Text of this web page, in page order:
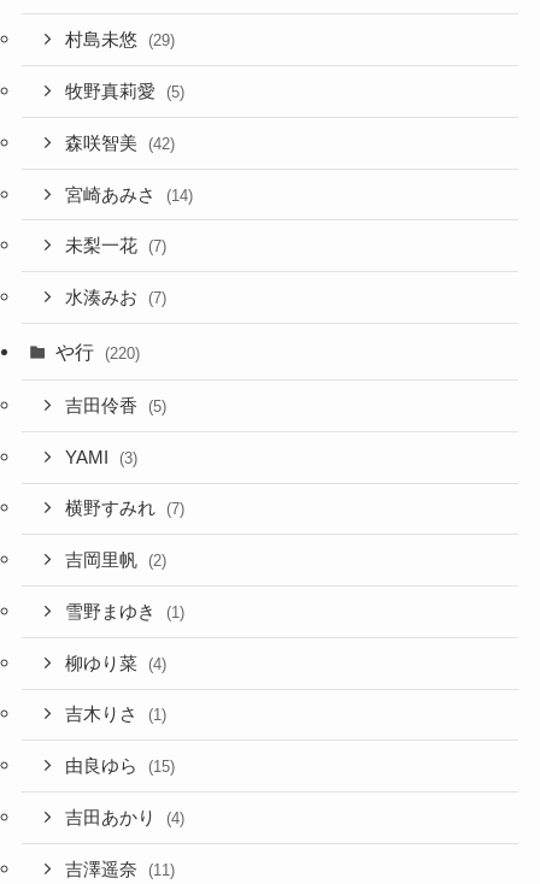
村島未悠 (29)
牧野真莉愛 (5)
森咲智美 (42)
宮崎あみさ (14)
未梨一花 (7)
水湊みお (7)
や行 (220)
吉田伶香 (5)
YAMI (3)
横野すみれ (7)
吉岡里帆 (2)
雪野まゆき (1)
柳ゆり菜 (4)
吉木りさ (1)
由良ゆら (15)
吉田あかり (4)
吉澤遥奈 (11)